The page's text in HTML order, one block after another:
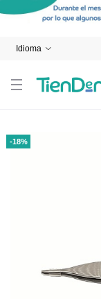
Idioma
-18%